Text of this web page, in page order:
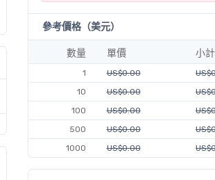
參考價格（美元）
數量 單價 小
1 US$0.00
10
US$0.00
100
US$0.00
500
US$0.00
1000
US$0.00